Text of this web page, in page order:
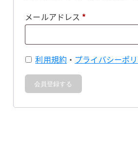
メールアドレス *必
利用規約 ・ プライバシーポ
会員登録する